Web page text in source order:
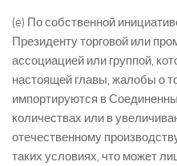
(e) По собственной
Президенту торговой или
ассоциацией или группой,
настоящей главы, жалобы о
импортируются в
количествах или в
отечественному
таких условиях, что может